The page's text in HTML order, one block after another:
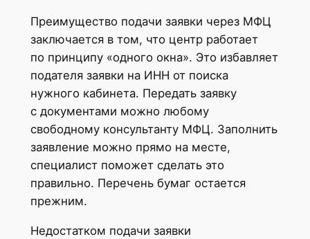
Преимущество подачи заявки через МФЦ
заключается в том, что центр работает
по принципу «одного окна». Это избавляет
подателя заявки на ИНН от поиска
нужного кабинета. Передать заявку
с документами можно любому
свободному консультанту МФЦ. Заполнить
заявление можно прямо на месте,
специалист поможет сделать это
правильно. Перечень бумаг остается
прежним.
Недостатком подачи заявки